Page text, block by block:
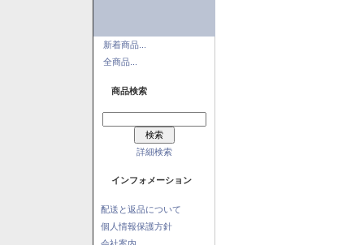
新着商品...
全商品...
商品検索
詳細検索
インフォメーション
配送と返品について
個人情報保護方針